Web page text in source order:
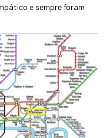
e sempre foram